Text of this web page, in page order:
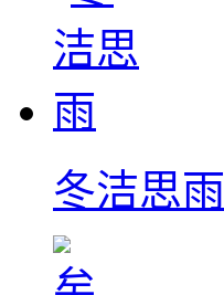
冬洁思雨